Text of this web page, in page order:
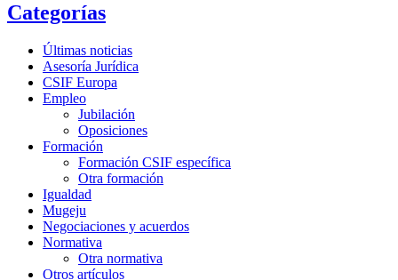
Categorías
Últimas noticias
Asesoría Jurídica
CSIF Europa
Empleo
Jubilación
Oposiciones
Formación
Formación CSIF específica
Otra formación
Igualdad
Mugeju
Negociaciones y acuerdos
Normativa
Otra normativa
Otros artículos